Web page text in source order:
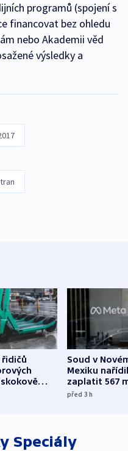
programů (spojení s
financovat bez ohledu
nebo Akademii věd
výsledky a
řidičů
ve
Soud v
Mexiku
zaplatit 567
dolarů kvůli
před 3h
Speciály